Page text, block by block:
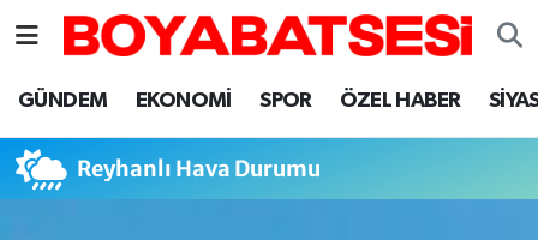
GÜNDEM EKONOMİ SPOR ÖZEL HABER
Reyhanlı Hava Durumu
Sinop Nöbetçi Eczaneler
Sinop Hava Durumu